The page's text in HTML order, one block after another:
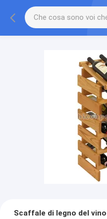
Scaffale di legno del